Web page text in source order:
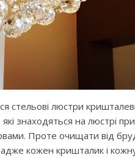
стельові люстри
знаходяться на люстрі
Проте очищати від
адже кожен кришталик і